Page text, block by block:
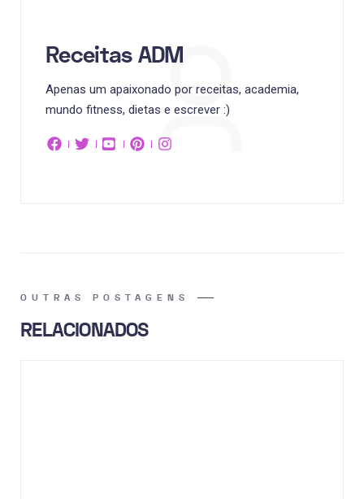
Receitas ADM
Apenas um apaixonado por receitas, academia,
mundo fitness, dietas e escrever :)
OUTRAS POSTAGENS
RELACIONADOS